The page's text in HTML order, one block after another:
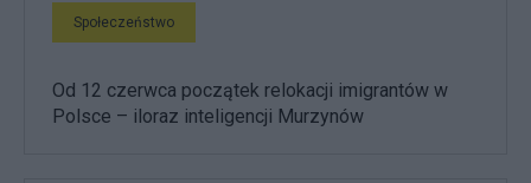
Społeczeństwo
Od 12 czerwca początek relokacji imigrantów w
Polsce – iloraz inteligencji Murzynów